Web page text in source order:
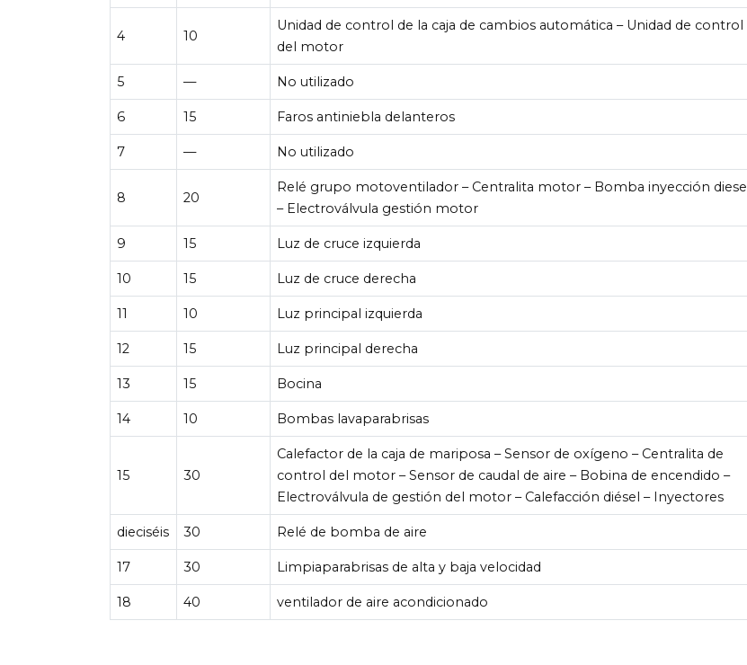
4 10
Unidad de control de la caja de cambios automática – Unidad de control
del motor
5 — No utilizado
6 15 Faros antiniebla delanteros
7 — No utilizado
8 20
Relé grupo motoventilador – Centralita motor – Bomba inyección diesel
– Electroválvula gestión motor
9 15 Luz de cruce izquierda
10 15 Luz de cruce derecha
11 10 Luz principal izquierda
12 15 Luz principal derecha
13 15 Bocina
14 10 Bombas lavaparabrisas
15 30
Calefactor de la caja de mariposa – Sensor de oxígeno – Centralita de
control del motor – Sensor de caudal de aire – Bobina de encendido –
Electroválvula de gestión del motor – Calefacción diésel – Inyectores
dieciséis 30 Relé de bomba de aire
17 30 Limpiaparabrisas de alta y baja velocidad
18 40 ventilador de aire acondicionado